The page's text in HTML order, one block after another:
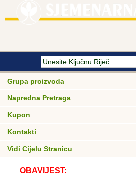
Grupa proizvoda
Napredna Pretraga
Kupon
Kontakti
Vidi Cijelu Stranicu
OBAVIJEST: